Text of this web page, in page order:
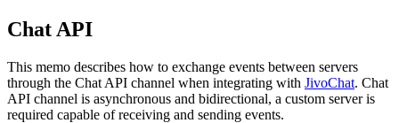
Chat API
This memo describes how to exchange events between servers
through the Chat API channel when integrating with JivoChat. Chat
API channel is asynchronous and bidirectional, a custom server is
required capable of receiving and sending events.